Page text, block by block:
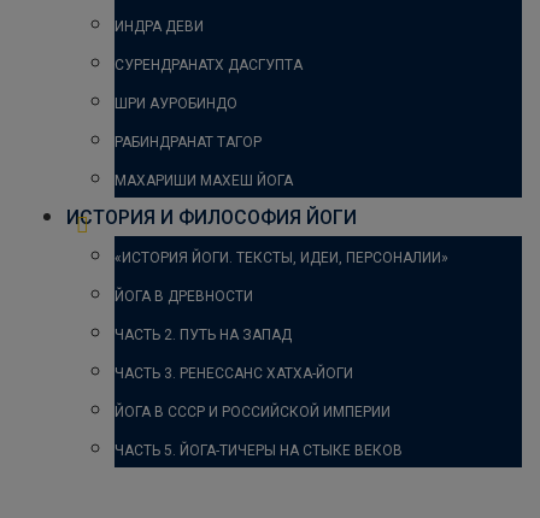
ИНДРА ДЕВИ
СУРЕНДРАНАТХ ДАСГУПТА
ШРИ АУРОБИНДО
РАБИНДРАНАТ ТАГОР
МАХАРИШИ МАХЕШ ЙОГА
ИСТОРИЯ И ФИЛОСОФИЯ ЙОГИ
«ИСТОРИЯ ЙОГИ. ТЕКСТЫ, ИДЕИ, ПЕРСОНАЛИИ»
ЙОГА В ДРЕВНОСТИ
ЧАСТЬ 2. ПУТЬ НА ЗАПАД
ЧАСТЬ 3. РЕНЕССАНС ХАТХА-ЙОГИ
ЙОГА В СССР И РОССИЙСКОЙ ИМПЕРИИ
ЧАСТЬ 5. ЙОГА-ТИЧЕРЫ НА СТЫКЕ ВЕКОВ